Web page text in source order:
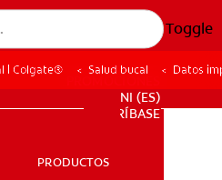
Toggle
NI (ES)
SUSCRÍBASE
PRODUCTOS
| Colgate® Salud bucal Datos